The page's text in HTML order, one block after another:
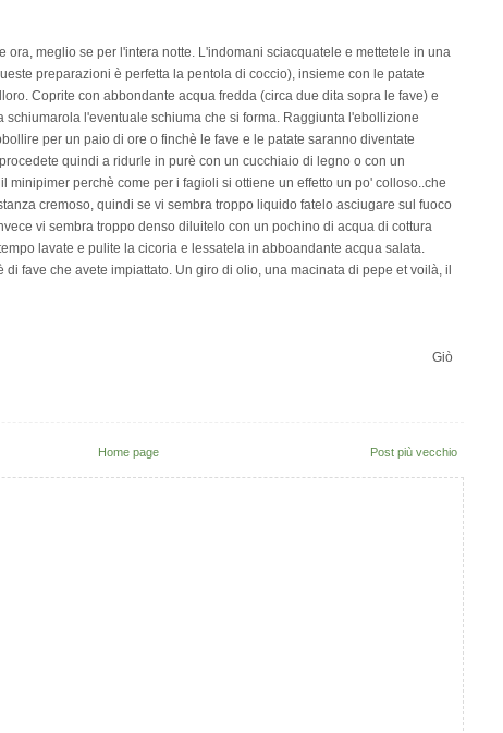
ora, meglio se per l'intera notte. L'indomani sciacquatele e mettetele in una
preparazioni è perfetta la pentola di coccio), insieme con le patate
Coprite con abbondante acqua fredda (circa due dita sopra le fave) e
schiumarola l'eventuale schiuma che si forma. Raggiunta l'ebollizione
per un paio di ore o finchè le fave e le patate saranno diventate
quindi a ridurle in purè con un cucchiaio di legno o con un
minipimer perchè come per i fagioli si ottiene un effetto un po' colloso..che
cremoso, quindi se vi sembra troppo liquido fatelo asciugare sul fuoco
vi sembra troppo denso diluitelo con un pochino di acqua di cottura
lavate e pulite la cicoria e lessatela in abboandante acqua salata.
fave che avete impiattato. Un giro di olio, una macinata di pepe et voilà, il
Giò
Post più vecchio
Home page